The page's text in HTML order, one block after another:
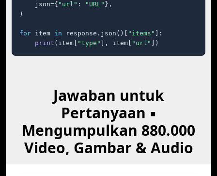
    json={
"url" : "URL" },
)
for item in response.json()[ "items"
]:
print (item[ "type" ], item[ "url" ])
Jawaban untuk
Pertanyaan ▪
Mengumpulkan 880.000
Video, Gambar & Audio